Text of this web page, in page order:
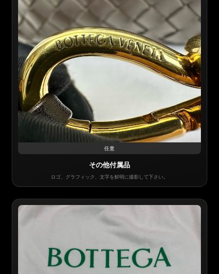
任意
その他付属品
ロゴ、グラフィック、文字を鮮明に撮影して下さい。